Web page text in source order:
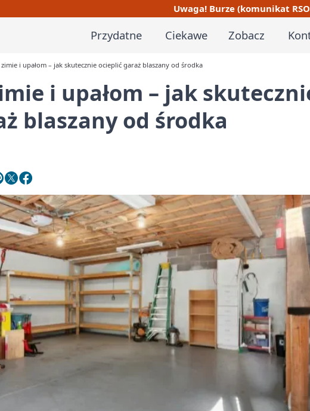
Uwaga! Burze (komunikat
Przydatne Ciekawe Zobacz
i upałom – jak skutecznie ocieplić garaż blaszany od środka
i upałom – jak
blaszany od środka